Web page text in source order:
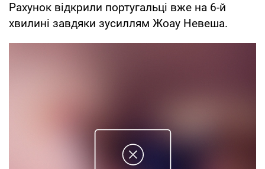
Рахунок відкрили португальці вже на 6-й
хвилині завдяки зусиллям Жоау Невеша.